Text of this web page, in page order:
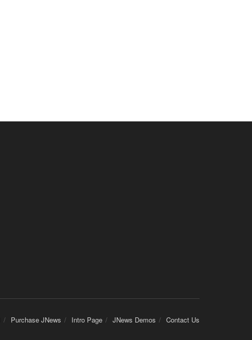
Purchase JNews Intro Page JNews Demos Contact Us